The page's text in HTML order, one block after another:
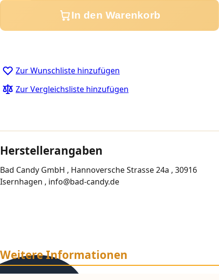
In den Warenkorb
Zur Wunschliste hinzufügen
Zur Vergleichsliste hinzufügen
Herstellerangaben
Bad Candy GmbH , Hannoversche Strasse 24a , 30916
Isernhagen , info@bad-candy.de
Weitere Informationen